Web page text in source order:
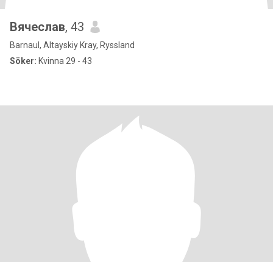
Вячеслав, 43
Barnaul, Altayskiy Kray, Ryssland
Söker: Kvinna 29 - 43